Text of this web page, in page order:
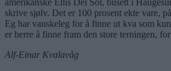
skrive sjølv. Det er 100 prosent ekte vare,
Eg har vanskeleg for å finne ut kva som
er berre å finne fram den store terningen,
Alf-Einar Kvalavåg